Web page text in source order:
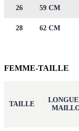
26 59 CM
28 62 CM
FEMME-TAILLE
TAILLE